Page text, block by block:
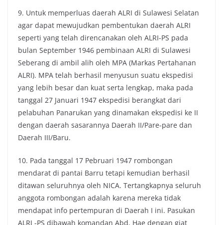
9. Untuk memperluas daerah ALRI di Sulawesi Selatan
agar dapat mewujudkan pembentukan daerah ALRI
seperti yang telah direncanakan oleh ALRI-PS pada
bulan September 1946 pembinaan ALRI di Sulawesi
Seberang di ambil alih oleh MPA (Markas Pertahanan
ALRI). MPA telah berhasil menyusun suatu ekspedisi
yang lebih besar dan kuat serta lengkap, maka pada
tanggal 27 Januari 1947 ekspedisi berangkat dari
pelabuhan Panarukan yang dinamakan ekspedisi ke II
dengan daerah sasarannya Daerah II/Pare-pare dan
Daerah III/Baru.
10. Pada tanggal 17 Pebruari 1947 rombongan
mendarat di pantai Barru tetapi kemudian berhasil
ditawan seluruhnya oleh NICA. Tertangkapnya seluruh
anggota rombongan adalah karena mereka tidak
mendapat info pertempuran di Daerah I ini. Pasukan
ALRI -PS dibawah komandan Abd. Hae dengan giat